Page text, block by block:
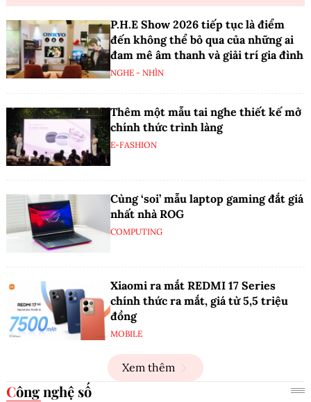
P.H.E Show 2026 tiếp tục là điểm
đến không thể bỏ qua của những ai
đam mê âm thanh và giải trí gia đình
NGHE - NHÌN
Thêm một mẫu tai nghe thiết kế mở
chính thức trình làng
E-FASHION
Cùng ‘soi’ mẫu laptop gaming đắt giá
nhất nhà ROG
COMPUTING
Xiaomi ra mắt REDMI 17 Series
chính thức ra mắt, giá từ 5,5 triệu
đồng
MOBILE
Xem thêm
Công nghệ số